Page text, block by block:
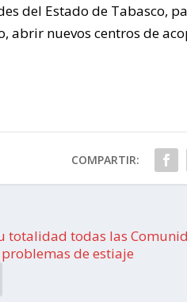
del Estado de Tabasco,
abrir nuevos centros de
COMPARTIR:
totalidad todas las
de estiaje